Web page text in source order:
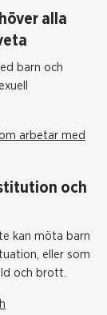
alla
barn och
arbetar med
och
kan möta barn
eller som
och brott.